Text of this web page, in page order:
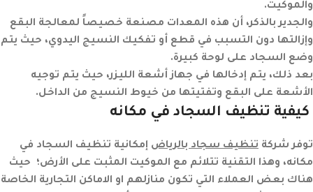
والموكيت.
والجدير بالذكر، أن هذه المعدات مصنعة خصيصاً لمعالجة البقع
وإزالتها دون التسبب في قطع أو تفكيك النسيج اليدوي، حيث يتم
وضع السجاد على لوحة كبيرة.
بعد ذلك، يتم إدخالها في جهاز أشعة الليزر، حيث يتم توجيه
الأشعة على البقع وتفتيتها من خيوط النسيج من الداخل.
كيفية تنظيف السجاد في مكانه
توفر شركة تنظيف سجاد بالرياض إمكانية تنظيف السجاد في
مكانه، وهذا التقنية تتلائم مع الموكيت المثبت على الأرض؛ حيث
هناك بعض العملاء التي تكون منازلهم او الاماكن التجارية الخاصة